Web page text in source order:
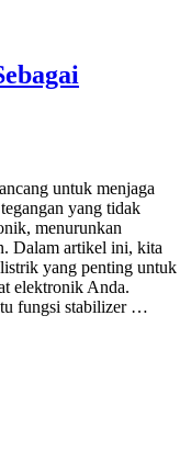
untuk menjaga
yang tidak
menurunkan
Dalam artikel ini, kita
yang penting untuk
elektronik Anda.
fungsi stabilizer …